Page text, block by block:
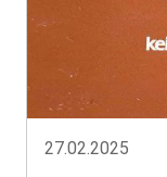
27.02.2025